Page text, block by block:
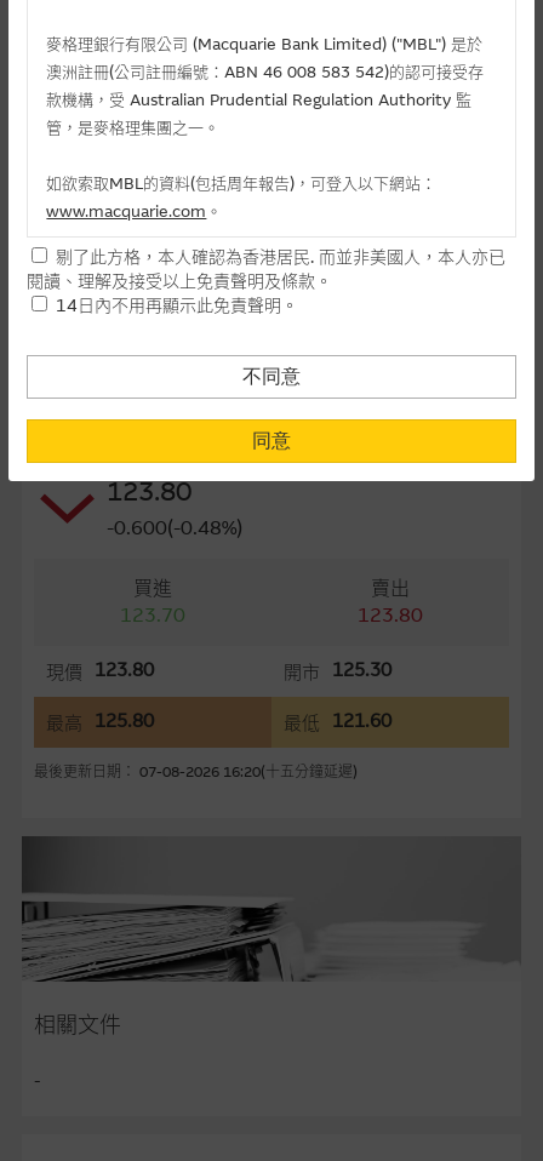
最後交易日(日-月-年) 24/12/2026
距離到期日
街貨量(百萬份)
街貨百分比 22.38%
最後更新日期： 07-08-2026 16:20
相關資產資料
123.80
-0.600(-0.48%)
買進
123.70
賣出
123.80
現價 123.80 開市 125.30
最高 125.80 最低 121.60
最後更新日期： 07-08-2026 16:20(十五分鐘延遲)
相關文件
-
麥格理銀行有限公司 (Macquarie Bank Limited) ("MBL") 是於
澳洲註冊(公司註冊編號：ABN 46 008 583 542)的認可接受存
款機構，受 Australian Prudential Regulation Authority 監
管，是麥格理集團之一。
如欲索取MBL的資料(包括周年報告)，可登入以下網站：
www.macquarie.com 。
本網站所載資料會隨時更改，而不作另行通知，如閣下欲取麥格
理的資料，可直接聯絡本集團職員。
民使用，並不提供或發售予美國人。本網站內容無意要約或唆使
閣下購買證券、基金單位或其他投資工具(不論在參考條款上或在
其他地方)，但清楚表明上述意圖的個別段落則屬例外。
提供網站內容的基準 – 使用時請考慮個人風險
網站內容來自我們在所示日期時認為可靠之來源，且均以真誠提
務更新網站內容，或修正任何其後變為明顯失實之地方。網站內
任何指示價格報價、公開資料或分析是基於我們相信的假設及參
可以合理選擇到的，因此並不保證該類報價單、公開資料或分析
整、可靠、準確、合時或適合，亦不為資料的準確程度、完整性
及合時性負上責任，除非這是有關適用的的法律及/或法規所規
定。
網站內容不構成要約及徵求要約，或作為任何合約的根據，以購
剔了此方格，本人確認為香港居民. 而並非美國人，本人亦已
閱讀、理解及接受以上免責聲明及條款。
14日內不用再顯示此免責聲明。
不同意
同意